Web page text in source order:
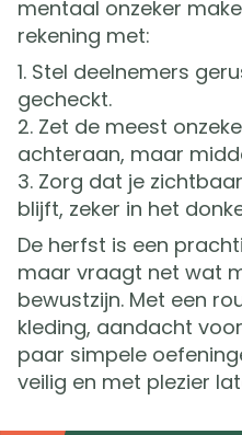
mentaal onzeker
rekening met:
Stel deelnemers
gecheckt.
Zet de meest
achteraan, maar
Zorg dat je
blijft, zeker in het
De herfst is een
maar vraagt net wat
bewustzijn. Met een
kleding, aandacht
paar simpele
veilig en met plezier